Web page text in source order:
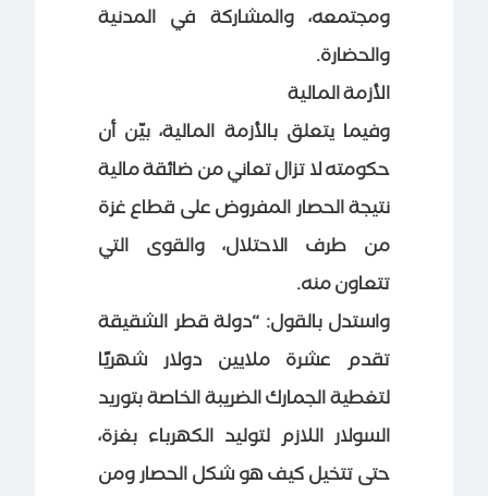
ومجتمعه، والمشاركة في المدنية
والحضارة.
الأزمة المالية
وفيما يتعلق بالأزمة المالية، بيّن أن
حكومته لا تزال تعاني من ضائقة مالية
نتيجة الحصار المفروض على قطاع غزة
من طرف الاحتلال، والقوى التي
تتعاون منه.
واستدل بالقول: “دولة قطر الشقيقة
تقدم عشرة ملايين دولار شهريًا
لتغطية الجمارك الضريبة الخاصة بتوريد
السولار اللازم لتوليد الكهرباء بغزة،
حتى تتخيل كيف هو شكل الحصار ومن